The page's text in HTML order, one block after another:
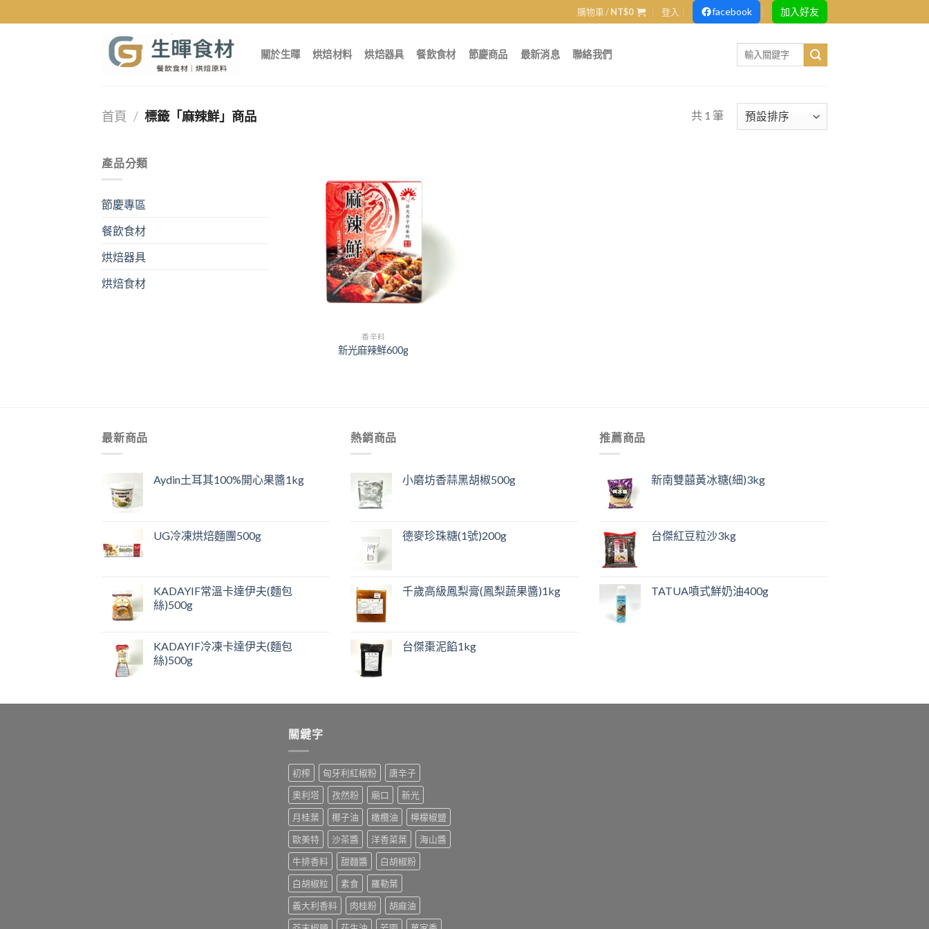
to
購物車 /NT$0 登入 facebook 加入好友
關於生暉 烘焙材料 烘焙器具 餐飲食材 節慶商品 最新消息 聯絡我們
Search
for:
首頁 / 標籤「麻辣鮮」商品 共 1 筆
產品分類
節慶專區
餐飲食材
烘焙器具
烘焙食材
香辛料
新光麻辣鮮600g
最新商品
Aydin土耳其100%開心果醬1kg
UG冷凍烘焙麵團500g
KADAYIF常溫卡達伊夫(麵包
絲)500g
KADAYIF冷凍卡達伊夫(麵包
絲)500g
熱銷商品
小磨坊香蒜黑胡椒500g
德麥珍珠糖(1號)200g
千歲高級鳳梨膏(鳳梨蔬果醬)1kg
台傑棗泥餡1kg
推薦商品
新南雙囍黃冰糖(細)3kg
台傑紅豆粒沙3kg
TATUA噴式鮮奶油400g
關鍵字
初榨 匈牙利紅椒粉
唐辛子
奧利塔
孜然粉 廟口
新光
月桂葉
椰子油 橄欖油
檸檬椒鹽
歐美特
沙茶醬 洋香菜葉
海山醬
牛排香料
甜麵醬
白胡椒粉
白胡椒粒
素食
羅勒葉
義大利香料
肉桂粉
胡麻油